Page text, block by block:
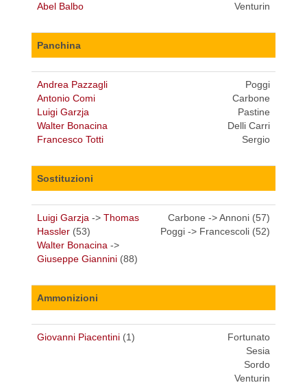
Abel Balbo
Venturin
Panchina
Andrea Pazzagli
Antonio Comi
Luigi Garzja
Walter Bonacina
Francesco Totti
Poggi
Carbone
Pastine
Delli Carri
Sergio
Sostituzioni
Luigi Garzja -> Thomas
Hassler (53)
Walter Bonacina ->
Giuseppe Giannini (88)
Carbone -> Annoni (57)
Poggi -> Francescoli (52)
Ammonizioni
Giovanni Piacentini (1)
Fortunato
Sesia
Sordo
Venturin